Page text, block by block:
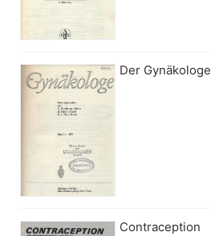
Der Gynäkologe
Contraception